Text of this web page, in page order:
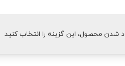
شدن محصول، این گزینه را انتخاب کنید